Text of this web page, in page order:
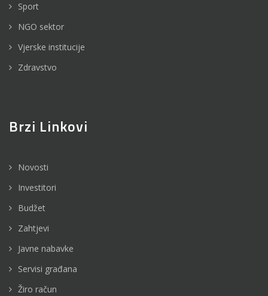
Sport
NGO sektor
Vjerske institucije
Zdravstvo
Brzi Linkovi
Novosti
Investitori
Budžet
Zahtjevi
Javne nabavke
Servisi građana
Žiro račun